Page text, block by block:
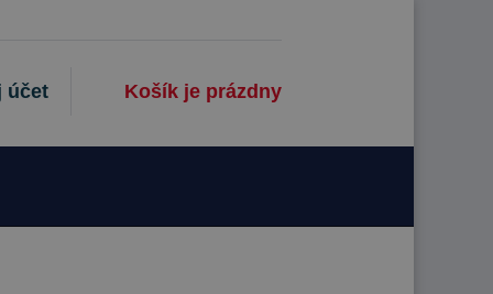
Košík je prázdny
účet